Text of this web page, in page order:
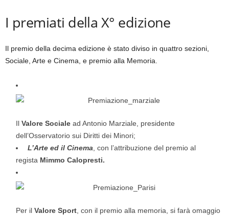
I premiati della X° edizione
Il premio della decima edizione è stato diviso in quattro sezioni,
Sociale, Arte e Cinema, e premio alla Memoria.
Il Valore Sociale ad Antonio Marziale, presidente
dell’Osservatorio sui Diritti dei Minori;
L’Arte ed il Cinema , con l’attribuzione del premio al
regista Mimmo Calopresti.
Per il Valore Sport , con il premio alla memoria, si farà omaggio